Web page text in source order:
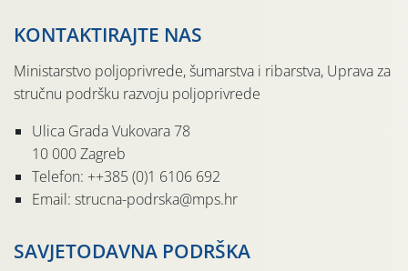
KONTAKTIRAJTE NAS
Ministarstvo poljoprivrede, šumarstva i ribarstva, Uprava za
stručnu podršku razvoju poljoprivrede
Ulica Grada Vukovara 78
10 000 Zagreb
Telefon: ++385 (0)1 6106 692
Email: strucna-podrska@mps.hr
SAVJETODAVNA PODRŠKA